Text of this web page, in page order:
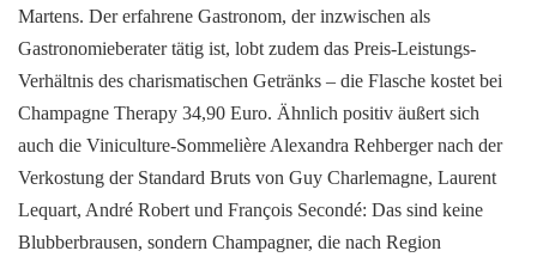
Martens. Der erfahrene Gastronom, der inzwischen als
Gastronomieberater tätig ist, lobt zudem das Preis-Leistungs-
Verhältnis des charismatischen Getränks – die Flasche kostet bei
Champagne Therapy 34,90 Euro. Ähnlich positiv äußert sich
auch die Viniculture-Sommelière Alexandra Rehberger nach der
Verkostung der Standard Bruts von Guy Charlemagne, Laurent
Lequart, André Robert und François Secondé: Das sind keine
Blubberbrausen, sondern Champagner, die nach Region